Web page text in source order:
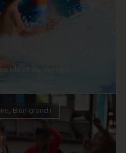
idées de sorties
, Bien grandir